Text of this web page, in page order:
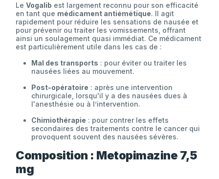
Le Vogalib est largement reconnu pour son efficacité
en tant que médicament antiémétique. Il agit
rapidement pour réduire les sensations de nausée et
pour prévenir ou traiter les vomissements, offrant
ainsi un soulagement quasi immédiat. Ce médicament
est particulièrement utile dans les cas de :
Mal des transports : pour éviter ou traiter les
nausées liées au mouvement.
Post-opératoire : après une intervention
chirurgicale, lorsqu'il y a des nausées dues à
l'anesthésie ou à l’intervention.
Chimiothérapie : pour contrer les effets
secondaires des traitements contre le cancer qui
provoquent souvent des nausées sévères.
Composition : Metopimazine 7,5
mg